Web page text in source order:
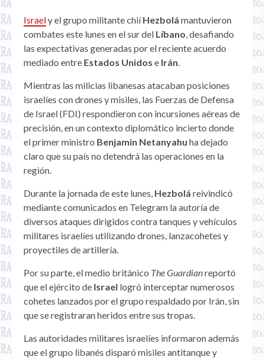
Israely el grupo militante chiíHezbolá mantuvieron
combates este lunes en el sur del Líbano, desafiando
las expectativas generadas por el reciente acuerdo
mediado entre Estados Unidos e Irán.
Mientras las milicias libanesas atacaban posiciones
israelíes con drones y misiles, las Fuerzas de Defensa
de Israel (FDI) respondieron con incursiones aéreas de
precisión, en un contexto diplomático incierto donde
el primer ministro Benjamin Netanyahu ha dejado
claro que su país no detendrá las operaciones en la
región.
Durante la jornada de este lunes, Hezbolá reivindicó
mediante comunicados en Telegram la autoría de
diversos ataques dirigidos contra tanques y vehículos
militares israelíes utilizando drones, lanzacohetes y
proyectiles de artillería.
Por su parte, el medio británico The Guardianreportó
que el ejército de Israel logró interceptar numerosos
cohetes lanzados por el grupo respaldado por Irán, sin
que se registraran heridos entre sus tropas.
Las autoridades militares israelíes informaron además
que el grupo libanés disparó misiles antitanque y